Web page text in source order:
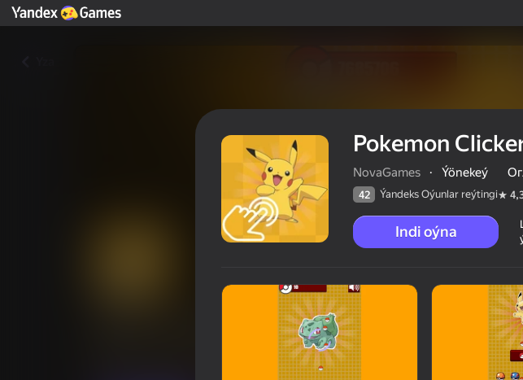
4,3 Oýunçylaryň reýtingi
NovaGames
Pokemon
NovaGames · Ýönekeý
42 Ýandeks Oýunlar reýtingi
Indi oýna